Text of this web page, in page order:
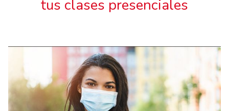
tus clases presenciales